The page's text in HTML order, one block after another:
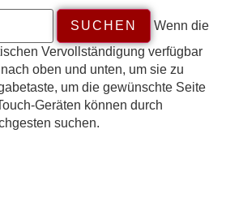
Wenn die
Vervollständigung verfügbar
oben und unten, um sie zu
um die gewünschte Seite
Geräten können durch
suchen.